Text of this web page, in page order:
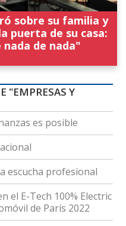
sobre su familia y
puerta de su casa:
de nada"
"EMPRESAS Y
es posible
escucha profesional
el E-Tech 100% Electric
de París 2022